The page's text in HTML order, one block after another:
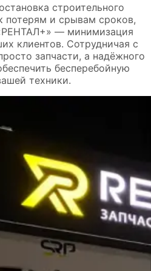
строительного
потерям и срывам сроков,
— минимизация
клиентов. Сотрудничая с
запчасти, а надёжного
бесперебойную
техники.